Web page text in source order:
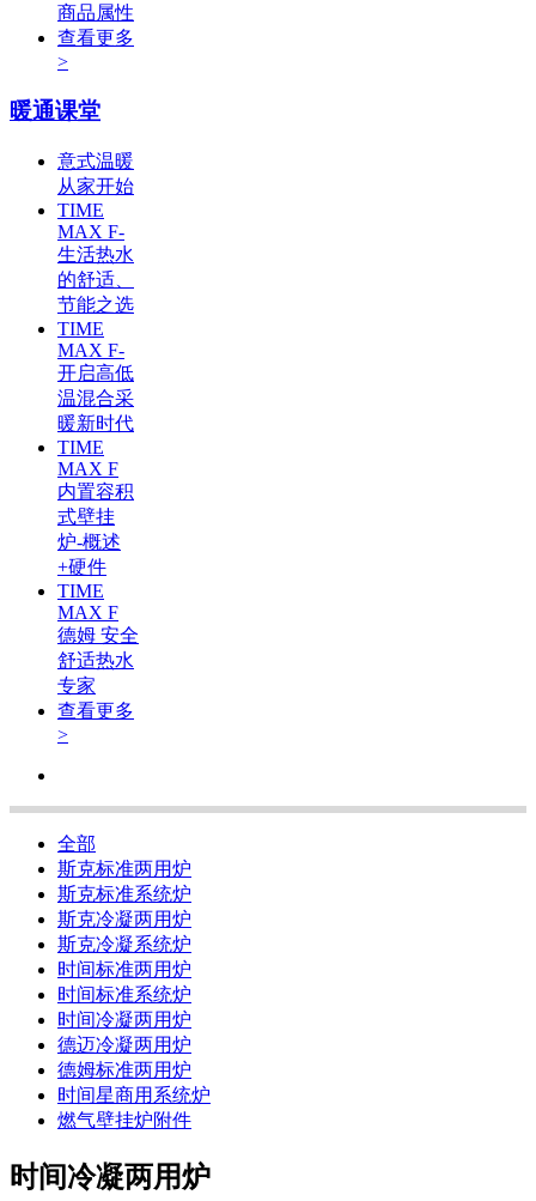
商品属性
查看更多
>
暖通课堂
意式温暖
从家开始
TIME
MAX F-
生活热水
的舒适、
节能之选
TIME
MAX F-
开启高低
温混合采
暖新时代
TIME
MAX F
内置容积
式壁挂
炉-概述
+硬件
TIME
MAX F
德姆 安全
舒适热水
专家
查看更多
>
全部
斯克标准两用炉
斯克标准系统炉
斯克冷凝两用炉
斯克冷凝系统炉
时间标准两用炉
时间标准系统炉
时间冷凝两用炉
德迈冷凝两用炉
德姆标准两用炉
时间星商用系统炉
燃气壁挂炉附件
时间冷凝两用炉